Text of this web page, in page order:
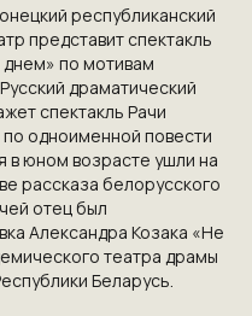
республиканский
представит спектакль
по мотивам
драматический
спектакль Рачи
одноименной повести
в юном возрасте ушли на
рассказа белорусского
отец был
Александра Козака «Не
театра драмы
Беларусь.